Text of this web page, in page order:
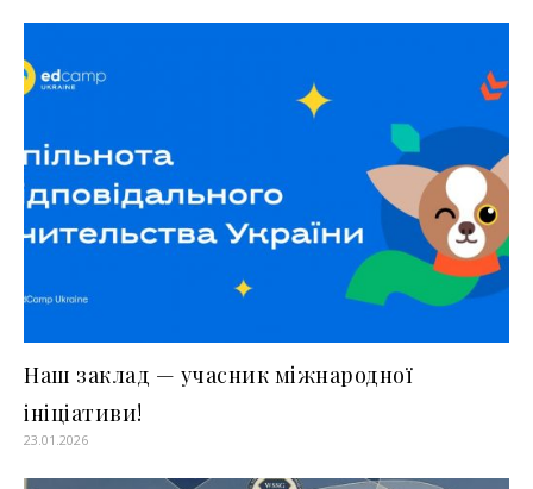
Наш заклад — учасник міжнародної
ініціативи!
23.01.2026